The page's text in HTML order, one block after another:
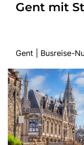
Highlights
Kontakt
Start
Busreisen
Bus mieten
Über Bus dich
Gent mit
Gent | Busreise-